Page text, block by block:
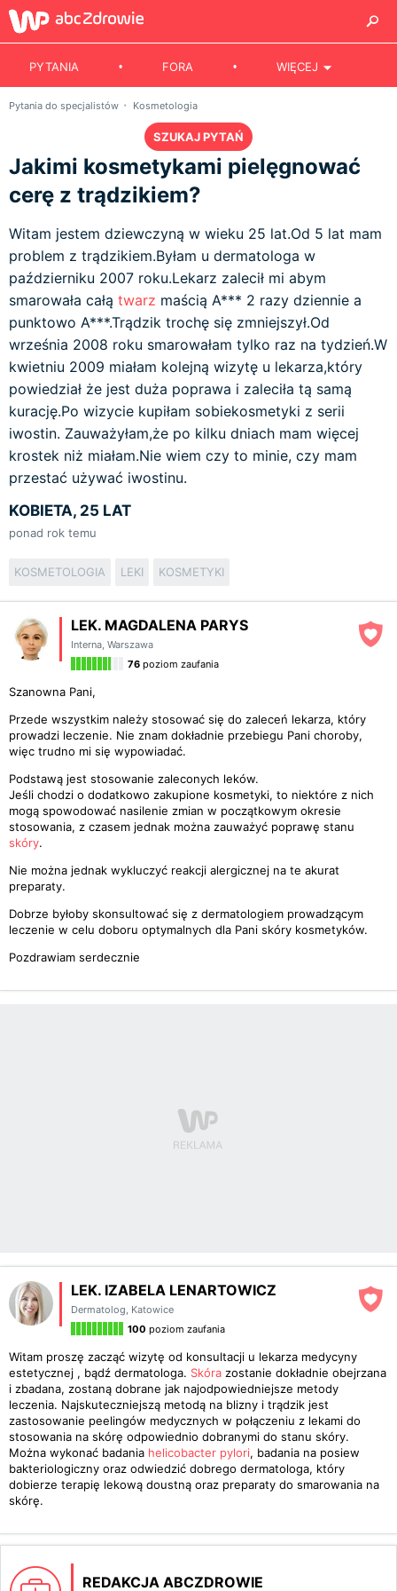
PYTANIA FORA WIĘCEJ
Pytania do specjalistów Kosmetologia
SZUKAJ PYTAŃ
Jakimi kosmetykami pielęgnować
cerę z trądzikiem?
Witam jestem dziewczyną w wieku 25 lat.Od 5 lat mam
problem z trądzikiem.Byłam u dermatologa w
październiku 2007 roku.Lekarz zalecił mi abym
smarowała całą twarz maścią A*** 2 razy dziennie a
punktowo A***.Trądzik trochę się zmniejszył.Od
września 2008 roku smarowałam tylko raz na tydzień.W
kwietniu 2009 miałam kolejną wizytę u lekarza,który
powiedział że jest duża poprawa i zaleciła tą samą
kurację.Po wizycie kupiłam sobiekosmetyki z serii
iwostin. Zauważyłam,że po kilku dniach mam więcej
krostek niż miałam.Nie wiem czy to minie, czy mam
przestać używać iwostinu.
KOBIETA, 25 LAT
ponad rok temu
KOSMETOLOGIA LEKI KOSMETYKI
LEK. MAGDALENA PARYS
Interna, Warszawa
76 poziom zaufania
Szanowna Pani,
Przede wszystkim należy stosować się do zaleceń lekarza, który
prowadzi leczenie. Nie znam dokładnie przebiegu Pani choroby,
więc trudno mi się wypowiadać.
Podstawą jest stosowanie zaleconych leków.
Jeśli chodzi o dodatkowo zakupione kosmetyki, to niektóre z nich
mogą spowodować nasilenie zmian w początkowym okresie
stosowania, z czasem jednak można zauważyć poprawę stanu
skóry.
Nie można jednak wykluczyć reakcji alergicznej na te akurat
preparaty.
Dobrze byłoby skonsultować się z dermatologiem prowadzącym
leczenie w celu doboru optymalnych dla Pani skóry kosmetyków.
Pozdrawiam serdecznie
LEK. IZABELA LENARTOWICZ
Dermatolog, Katowice
100 poziom zaufania
Witam proszę zacząć wizytę od konsultacji u lekarza medycyny
estetycznej , bądź dermatologa. Skóra zostanie dokładnie obejrzana
i zbadana, zostaną dobrane jak najodpowiedniejsze metody
leczenia. Najskuteczniejszą metodą na blizny i trądzik jest
zastosowanie peelingów medycznych w połączeniu z lekami do
stosowania na skórę odpowiednio dobranymi do stanu skóry.
Można wykonać badania helicobacter pylori, badania na posiew
bakteriologiczny oraz odwiedzić dobrego dermatologa, który
dobierze terapię lekową doustną oraz preparaty do smarowania na
skórę.
REDAKCJA ABCZDROWIE